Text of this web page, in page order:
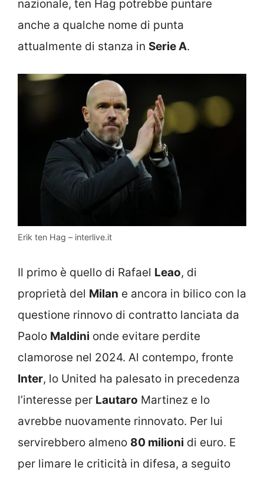
nazionale, ten Hag potrebbe puntare
anche a qualche nome di punta
attualmente di stanza in Serie A.
Erik ten Hag – interlive.it
Il primo è quello di Rafael Leao, di
proprietà del Milan e ancora in bilico con la
questione rinnovo di contratto lanciata da
Paolo Maldini onde evitare perdite
clamorose nel 2024. Al contempo, fronte
Inter, lo United ha palesato in precedenza
l’interesse per Lautaro Martinez e lo
avrebbe nuovamente rinnovato. Per lui
servirebbero almeno 80 milioni di euro. E
per limare le criticità in difesa, a seguito